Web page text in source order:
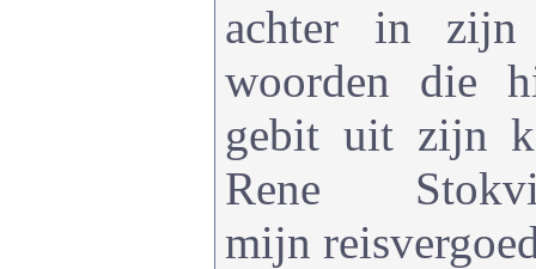
achter in zijn
woorden die
gebit uit zijn
Rene
mijn